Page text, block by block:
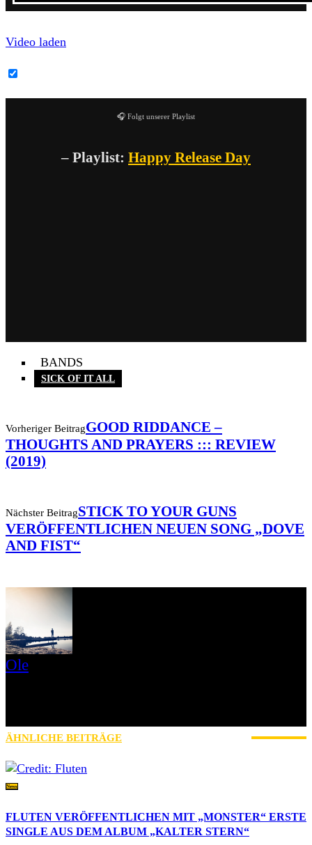
Video laden
🎧 Folgt unserer Playlist
– Playlist: Happy Release Day
BANDS
SICK OF IT ALL
Vorheriger BeitragGOOD RIDDANCE –
THOUGHTS AND PRAYERS ::: REVIEW
(2019)
Nächster BeitragSTICK TO YOUR GUNS
VERÖFFENTLICHEN NEUEN SONG „DOVE
AND FIST“
Ole
ÄHNLICHE BEITRÄGE
News
FLUTEN VERÖFFENTLICHEN MIT „MONSTER“ ERSTE
SINGLE AUS DEM ALBUM „KALTER STERN“